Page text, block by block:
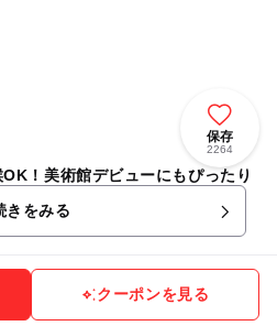
保存
2264
！美術館デビューにもぴったり
きをみる
クーポンを見る